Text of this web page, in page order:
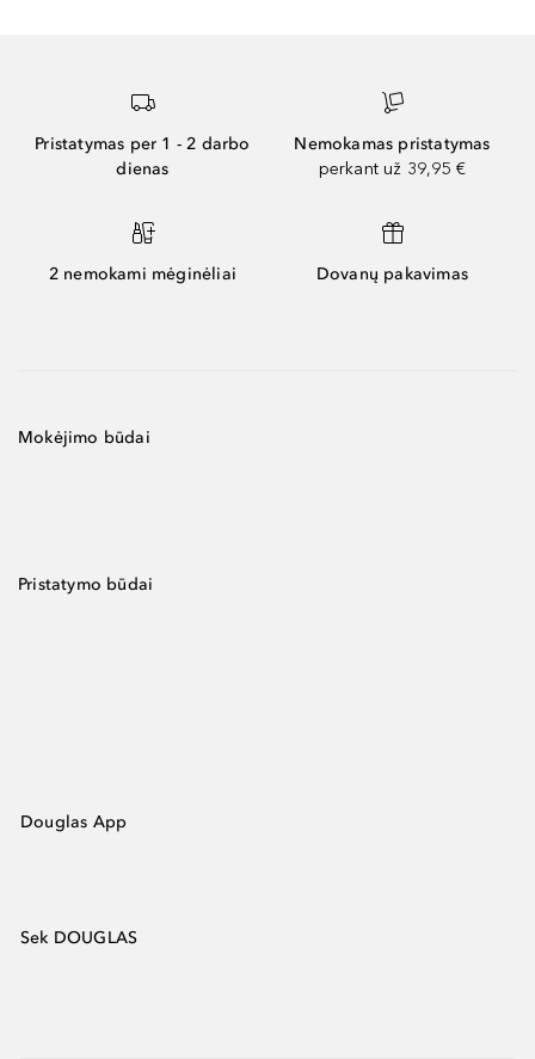
Pristatymas per 1 - 2 darbo
dienas
Nemokamas pristatymas
perkant už 39,95 €
2 nemokami mėginėliai Dovanų pakavimas
Mokėjimo būdai
Pristatymo būdai
Douglas App
Sek DOUGLAS